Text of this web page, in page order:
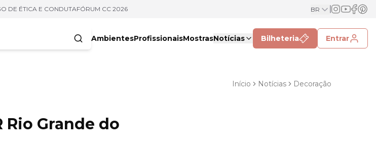
DE ÉTICA E CONDUTAFÓRUM CC 2026 BR
AmbientesProfissionaisMostrasNotícias Bilheteria Entrar
Início Notícias Decoração
Rio Grande do